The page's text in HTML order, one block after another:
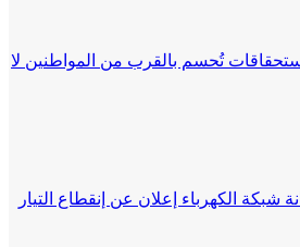
تُحسم بالقرب من المواطنين لا
الكهرباء إعلان عن إنقطاع التيار